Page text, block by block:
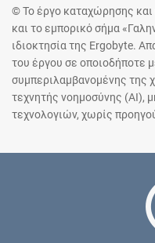
© Το έργο καταχώρησης
και το εμπορικό σήμα
ιδιοκτησία της Ergobyte.
του έργου σε οποιοδήποτε
συμπεριλαμβανομένης της
τεχνητής νοημοσύνης (AI),
τεχνολογιών, χωρίς